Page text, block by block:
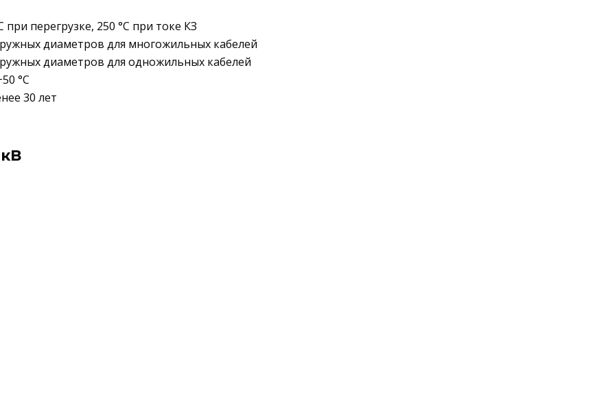
при перегрузке, 250 °C при токе КЗ
диаметров для многожильных кабелей
диаметров для одножильных кабелей
°C
30 лет